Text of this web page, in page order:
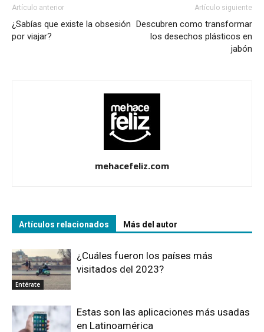
Artículo anterior
¿Sabías que existe la obsesión
por viajar?
Artículo siguiente
Descubren como transformar
los desechos plásticos en
jabón
mehacefeliz.com
Artículos relacionados Más del autor
Entérate
¿Cuáles fueron los países más
visitados del 2023?
Estas son las aplicaciones más usadas
en Latinoamérica